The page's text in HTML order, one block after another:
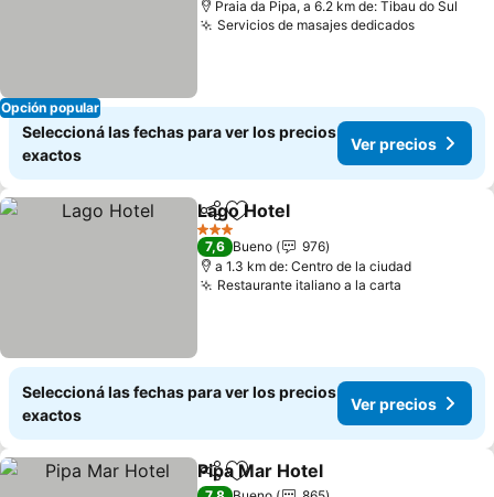
Opción popular
Praia da Pipa, a 6.2 km de: Tibau do Sul
Servicios de masajes dedicados
Seleccioná las fechas para ver los precios
exactos
Ver precios
CompartirAñadir a favoritos
Lago Hotel
3 Estrellas
7,6 Bueno
976
a 1.3 km de: Centro de la ciudad
Restaurante italiano a la carta
Seleccioná las fechas para ver los precios
exactos
Ver precios
CompartirAñadir a favoritos
Pipa Mar Hotel